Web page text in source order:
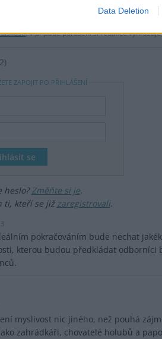
Data Deletion
názory, komentáře a postřehy. Tím, že zde
. V případě porušení si redakce
ZAPOJIT PO PŘIHLÁŠENÍ
heslo?Změňte si je.
ti, kteří se již zaregistrovali.
pokračováním bude nechat
kterou budou předkládat odborníci
myslivost nic jiného, než pouhá
zahrádkáři, chovatelé holubů a